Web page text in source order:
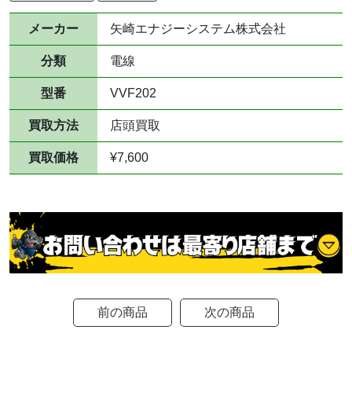
メーカー 矢崎エナジーシステム株式会社
分類 電線
型番 VVF202
買取方法 店頭買取
買取価格 ¥7,600
前の商品 次の商品